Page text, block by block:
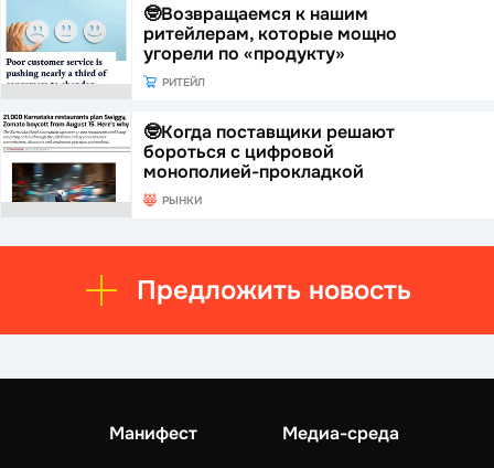
🤓Возвращаемся к нашим
ритейлерам, которые мощно
угорели по «продукту»
РИТЕЙЛ
🤓Когда поставщики решают
бороться с цифровой
монополией-прокладкой
РЫНКИ
Предложить новость
Манифест
Медиа-среда